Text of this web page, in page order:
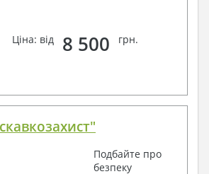
Ціна: від
8 500 грн.
Подбайте про
безпеку